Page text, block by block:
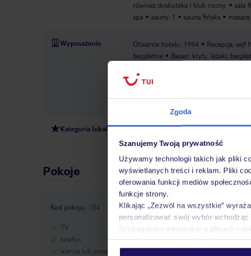
Zgoda
Szanujemy Twoją prywatność
Używamy technologii takich jak pliki
wyświetlanych treści i reklam. Pliki
oferowania funkcji mediów
funkcje strony.
Klikając „Zezwól na wszystkie”
personalizować swój wybór wchodząc
Szczegółowe informacje o plikach
również dyskoteka i klub nocny.
sala
spa
sauny: 1 sauna fińska masaże
Wyposażenie Otwarcie hotelu: 1994 Recepcja, sejf
bezpłatnie
Basen: kryty, leżaki:
płatności: TUI Card / VISA, MasterCard,
Kategoria lokalna 5 gwiazdek
Pokoje
Kod pokoju: 7B4
TV
telefon
wanna lub prysznic
Kod pokoju:7B9
TV
telefon
wanna lub